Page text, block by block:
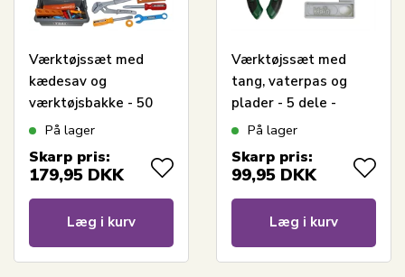
Værktøjssæt med
kædesav og
værktøjsbakke - 50
delePå lager
Skarp pris:
179,95 DKK
Læg i kurv
Værktøjssæt med
tang, vaterpas og
plader - 5 dele -
Bosch legetøjsværktøj
På lager
Skarp pris:
99,95 DKK
Læg i kurv